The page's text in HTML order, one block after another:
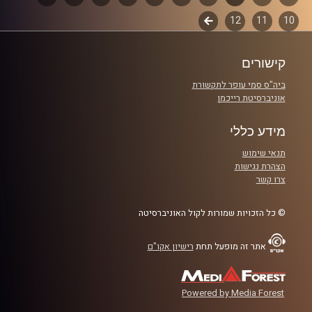
קרדיט תמונות:Elior Buchnik
פרקים
10
11
12
לשלב
קישורים
ביה"ס סמי עופר לתקשורת
אוניברסיטת רייכמן
מידע כללי
תנאי שימוש
הצהרת נגישות
צרו קשר
© כל הזכויות שמורות לקול האוניברסיטה
אתר זה מופעל תחת רישיון אקו"ם
Powered by Media Forest